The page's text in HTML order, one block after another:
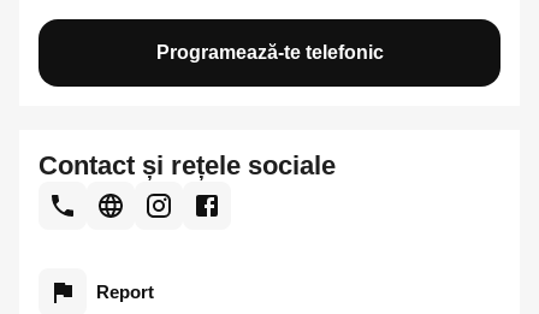
Programează-te telefonic
Contact și rețele sociale
Report